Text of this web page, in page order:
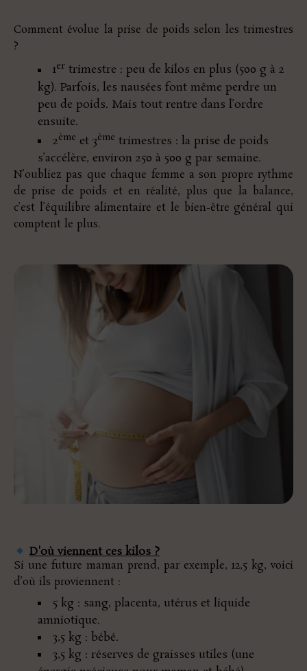
Comment évolue la prise de poids selon les trimestres
?
1er trimestre : peu de kilos en plus (500 g à 2
kg). Parfois, les nausées font même perdre un
peu de poids. Mais tout rentre dans l’ordre
ensuite.
2ème et 3ème trimestres : la prise de poids
s’accélère, environ 250 à 500 g par semaine.
N’oubliez pas que chaque femme a son propre rythme
de prise de poids et en réalité, plus que la balance,
c’est l’équilibre alimentaire et le bien-être général qui
comptent le plus.
D'où viennent ces kilos ?
Si une future maman prend, par exemple, 12,5 kg, voici
d’où ils proviennent :
5 kg : sang, placenta, utérus et liquide
amniotique.
3,5 kg : bébé.
3,5 kg : réserves de graisses utiles (une